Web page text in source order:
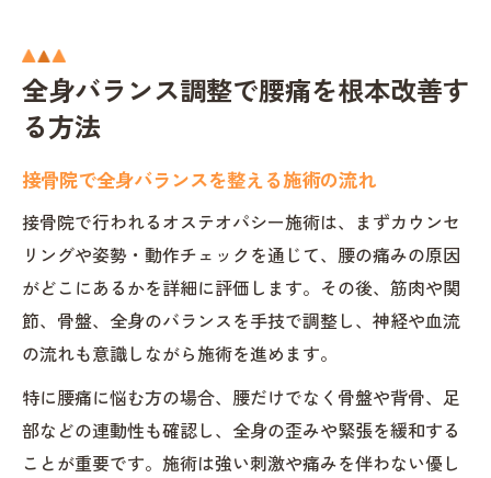
全身バランス調整で腰痛を根本改善す
る方法
接骨院で全身バランスを整える施術の流れ
接骨院で行われるオステオパシー施術は、まずカウンセ
リングや姿勢・動作チェックを通じて、腰の痛みの原因
がどこにあるかを詳細に評価します。その後、筋肉や関
節、骨盤、全身のバランスを手技で調整し、神経や血流
の流れも意識しながら施術を進めます。
特に腰痛に悩む方の場合、腰だけでなく骨盤や背骨、足
部などの連動性も確認し、全身の歪みや緊張を緩和する
ことが重要です。施術は強い刺激や痛みを伴わない優し